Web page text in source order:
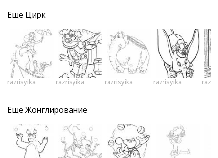
Еще Цирк
razrisyika razrisyika razrisyika razrisyika
Еще Жонглирование